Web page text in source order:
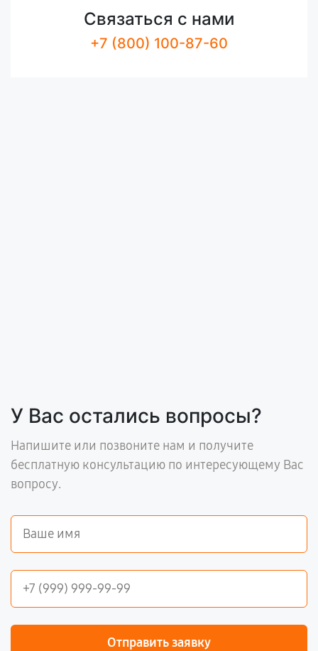
Связаться с нами
+7 (800) 100-87-60
У Вас остались вопросы?
Напишите или позвоните нам и получите
бесплатную консультацию по интересующему Вас
вопросу.
Отправить заявку